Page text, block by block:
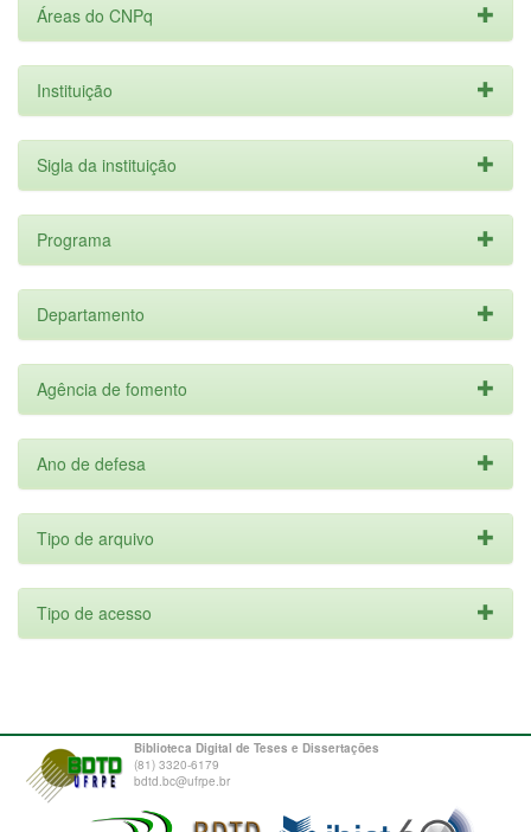
Áreas do CNPq
Instituição
Sigla da instituição
Programa
Departamento
Agência de fomento
Ano de defesa
Tipo de arquivo
Tipo de acesso
Biblioteca Digital de Teses e Dissertações
(81) 3320-6179
bdtd.bc@ufrpe.br